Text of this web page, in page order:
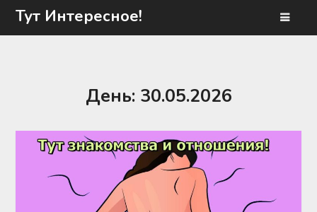
Перейти
Тут Интересное!
День: 30.05.2026